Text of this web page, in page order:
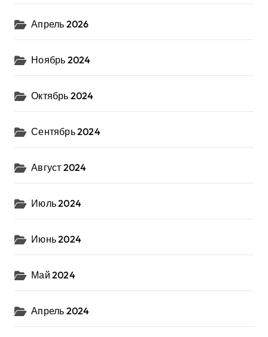
Апрель 2026
Ноябрь 2024
Октябрь 2024
Сентябрь 2024
Август 2024
Июль 2024
Июнь 2024
Май 2024
Апрель 2024